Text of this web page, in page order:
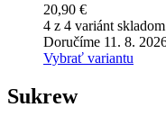
20,90 €
4 z 4 variánt skladom
Doručíme 11. 8.
Vybrať variantu
Sukrew